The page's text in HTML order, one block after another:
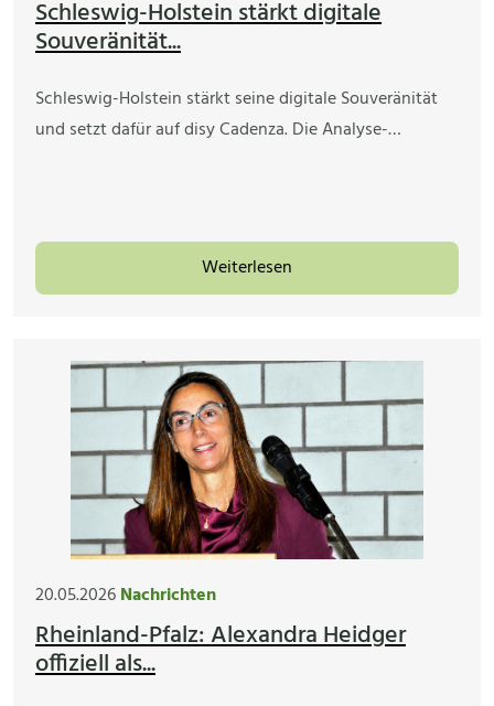
Schleswig-Holstein stärkt digitale
Souveränität...
Schleswig-Holstein stärkt seine digitale Souveränität
und setzt dafür auf disy Cadenza. Die Analyse-…
Weiterlesen
20.05.2026Nachrichten
Rheinland-Pfalz: Alexandra Heidger
offiziell als...